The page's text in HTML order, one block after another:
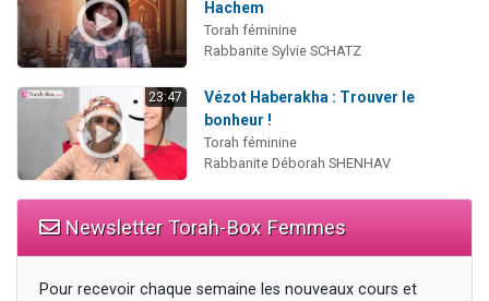
Hachem
Torah féminine
Rabbanite Sylvie SCHATZ
23:47
Vézot Haberakha : Trouver le
bonheur !
Torah féminine
Rabbanite Déborah SHENHAV
Newsletter Torah-Box Femmes
Pour recevoir chaque semaine les nouveaux cours et